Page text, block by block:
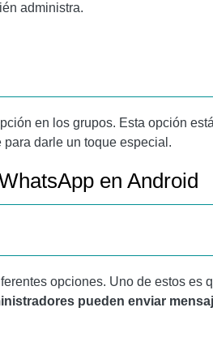
administra.
en los grupos. Esta opción
darle un toque especial.
en Android
opciones. Uno de estos es
pueden enviar